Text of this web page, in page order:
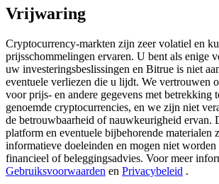
Exclusive for BitMart Users
Register & Trade to Win 500,000 USDT
Precious Metals Trading Carnival
Trade Gold & Silver · 33,333 USDT
Vrijwaring
Cryptocurrency-markten zijn zeer volatiel en
prijsschommelingen ervaren. U bent als enige
uw investeringsbeslissingen en Bitrue is niet
eventuele verliezen die u lijdt. We vertrouwen
voor prijs- en andere gegevens met betrekking
genoemde cryptocurrencies, en we zijn niet
de betrouwbaarheid of nauwkeurigheid ervan.
platform en eventuele bijbehorende materialen
informatieve doeleinden en mogen niet worden
financieel of beleggingsadvies. Voor meer
Gebruiksvoorwaarden en Privacybeleid .